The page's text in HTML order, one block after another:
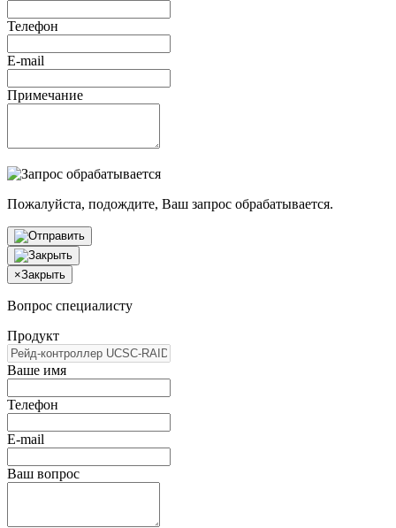
Телефон
E-mail
Примечание
Пожалуйста, подождите, Ваш запрос обрабатывается.
×Закрыть
Вопрос специалисту
Продукт
Ваше имя
Телефон
E-mail
Ваш вопрос